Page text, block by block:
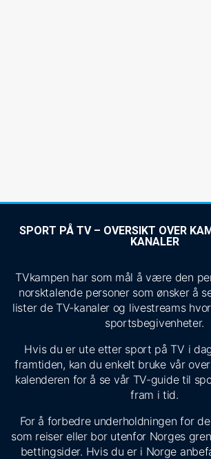
SPORT PÅ TV – OVERSIKT OVER
KANALER
TVkampen har som mål å være den
norsktalende personer som ønsker å
lister de TV-kanaler og livestreams
sportsbegivenheter.
Hvis du er ute etter sport på TV i
framtiden, kan du enkelt bruke vår
kalenderen for å se vår TV-guide til
fram i tid.
For å forbedre underholdningen for
som reiser eller bor utenfor Norges
bettingsider. Hvis du er i Norge